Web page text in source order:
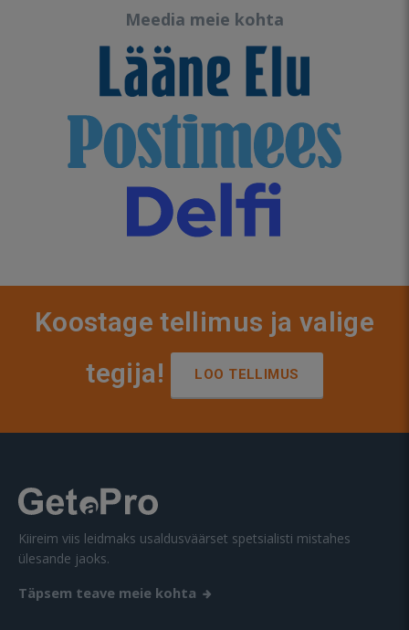
Meedia meie kohta
Koostage tellimus ja valige
tegija!
LOO TELLIMUS
Kiireim viis leidmaks usaldusväärset spetsialisti mistahes
ülesande jaoks.
Täpsem teave meie kohta